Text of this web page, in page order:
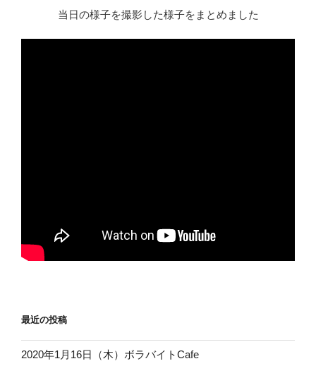
当日の様子を撮影した様子をまとめました
最近の投稿
2020年1月16日（木）ボラバイトCafe